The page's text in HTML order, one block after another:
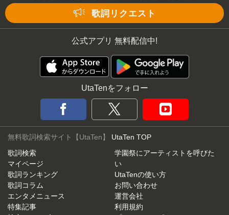
歌詞リクエスト
公式アプリ 無料配信中!
UtaTenをフォロー
無料歌詞検索サイト【UtaTen】 UtaTen TOP
歌詞検索
マイページ
歌詞ランキング
歌詞コラム
エンタメニュース
特集記事
学園祭にアーティストを呼びた
い
UtaTenの使い方
お問い合わせ
運営会社
利用規約